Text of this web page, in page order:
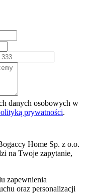
danych osobowych w
prywatności.
Home Sp. z o.o.
na Twoje zapytanie,
zapewnienia
oraz personalizacji